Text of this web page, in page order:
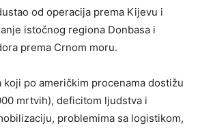
od operacija prema Kijevu i
istočnog regiona Donbasa i
prema Crnom moru.
koji po američkim procenama dostižu
mrtvih), deficitom ljudstva i
problemima sa logistikom,